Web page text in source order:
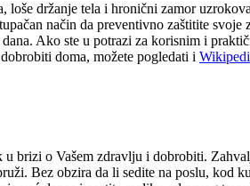
držanje tela i hronični zamor
način da preventivno zaštitite
Ako ste u potrazi za korisnim i
doma, možete pogledati i
brizi o Vašem zdravlju i dobrobiti.
Bez obzira da li sedite na poslu, kod